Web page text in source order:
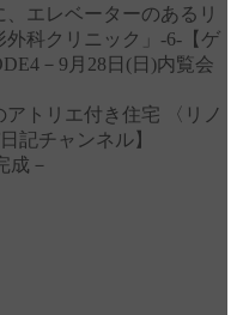
エレベーターのあるリ
科クリニック」‐6‐【ゲ
－9月28日(日)内覧会
トリエ付き住宅 〈リノ
記チャンネル】
成－